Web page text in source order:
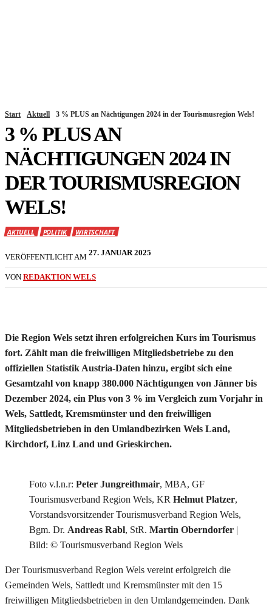
Start Aktuell 3 % PLUS an Nächtigungen 2024 in der Tourismusregion Wels!
3 % PLUS AN
NÄCHTIGUNGEN 2024 IN
DER TOURISMUSREGION
WELS!
AKTUELL POLITIK WIRTSCHAFT
VERÖFFENTLICHT AM 27. JANUAR 2025
VON REDAKTION WELS
Die Region Wels setzt ihren erfolgreichen Kurs im Tourismus
fort. Zählt man die freiwilligen Mitgliedsbetriebe zu den
offiziellen Statistik Austria-Daten hinzu, ergibt sich eine
Gesamtzahl von knapp 380.000 Nächtigungen von Jänner bis
Dezember 2024, ein Plus von 3 % im Vergleich zum Vorjahr in
Wels, Sattledt, Kremsmünster und den freiwilligen
Mitgliedsbetrieben in den Umlandbezirken Wels Land,
Kirchdorf, Linz Land und Grieskirchen.
Foto v.l.n.r: Peter Jungreithmair, MBA, GF
Tourismusverband Region Wels, KR Helmut Platzer,
Vorstandsvorsitzender Tourismusverband Region Wels,
Bgm. Dr. Andreas Rabl, StR. Martin Oberndorfer |
Bild: © Tourismusverband Region Wels
Der Tourismusverband Region Wels vereint erfolgreich die
Gemeinden Wels, Sattledt und Kremsmünster mit den 15
freiwilligen Mitgliedsbetrieben in den Umlandgemeinden. Dank